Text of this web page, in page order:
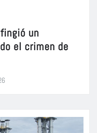
fingió un
el crimen de